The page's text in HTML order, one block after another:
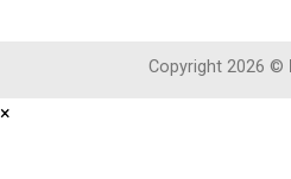
Copyright 2026 ©
×